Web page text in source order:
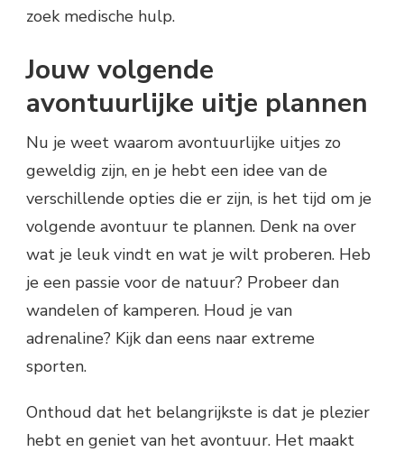
zoek medische hulp.
Jouw volgende
avontuurlijke uitje plannen
Nu je weet waarom avontuurlijke uitjes zo
geweldig zijn, en je hebt een idee van de
verschillende opties die er zijn, is het tijd om je
volgende avontuur te plannen. Denk na over
wat je leuk vindt en wat je wilt proberen. Heb
je een passie voor de natuur? Probeer dan
wandelen of kamperen. Houd je van
adrenaline? Kijk dan eens naar extreme
sporten.
Onthoud dat het belangrijkste is dat je plezier
hebt en geniet van het avontuur. Het maakt